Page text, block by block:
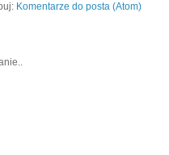
Komentarze do posta (Atom)